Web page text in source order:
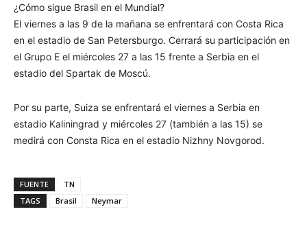
¿Cómo sigue Brasil en el Mundial?
El viernes a las 9 de la mañana se enfrentará con Costa Rica
en el estadio de San Petersburgo. Cerrará su participación en
el Grupo E el miércoles 27 a las 15 frente a Serbia en el
estadio del Spartak de Moscú.
Por su parte, Suiza se enfrentará el viernes a Serbia en
estadio Kaliningrad y miércoles 27 (también a las 15) se
medirá con Consta Rica en el estadio Nizhny Novgorod.
FUENTE
TN
TAGS
Brasil Neymar